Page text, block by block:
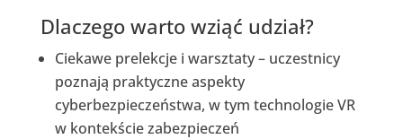
Dlaczego warto wziąć udział?
Ciekawe prelekcje i warsztaty – uczestnicy
poznają praktyczne aspekty
cyberbezpieczeństwa, w tym technologie VR
w kontekście zabezpieczeń